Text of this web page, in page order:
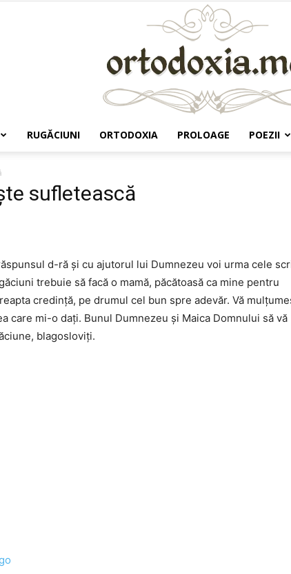
RUGĂCIUNI ORTODOXIA PROLOAGE POEZII
sufletească
d-ră şi cu ajutorul lui Dumnezeu voi urma cele
trebuie să facă o mamă, păcătoasă ca mine pentru
credinţă, pe drumul cel bun spre adevăr. Vă
care mi-o daţi. Bunul Dumnezeu şi Maica Domnului să vă
blagosloviţi.